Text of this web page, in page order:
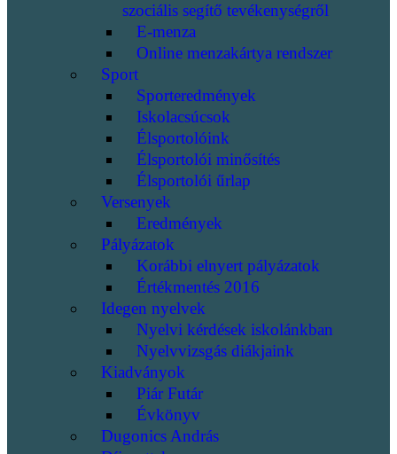
szociális segítő tevékenységről
E-menza
Online menzakártya rendszer
Sport
Sporteredmények
Iskolacsúcsok
Élsportolóink
Élsportolói minősítés
Élsportolói űrlap
Versenyek
Eredmények
Pályázatok
Korábbi elnyert pályázatok
Értékmentés 2016
Idegen nyelvek
Nyelvi kérdések iskolánkban
Nyelvvizsgás diákjaink
Kiadványok
Piár Futár
Évkönyv
Dugonics András